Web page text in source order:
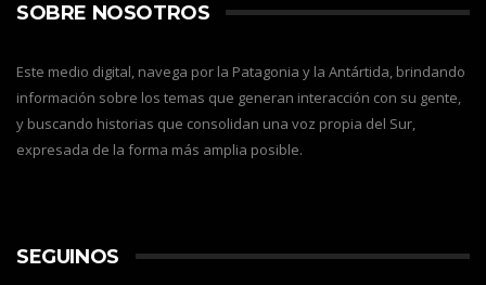
SOBRE NOSOTROS
Este medio digital, navega por la Patagonia y la Antártida, brindando
información sobre los temas que generan interacción con su gente,
y buscando historias que consolidan una voz propia del Sur,
expresada de la forma más amplia posible.
SEGUINOS